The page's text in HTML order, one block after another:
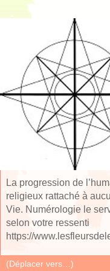
La progression de
religieux rattaché à
Vie. Numérologie le
selon votre ressenti
https://